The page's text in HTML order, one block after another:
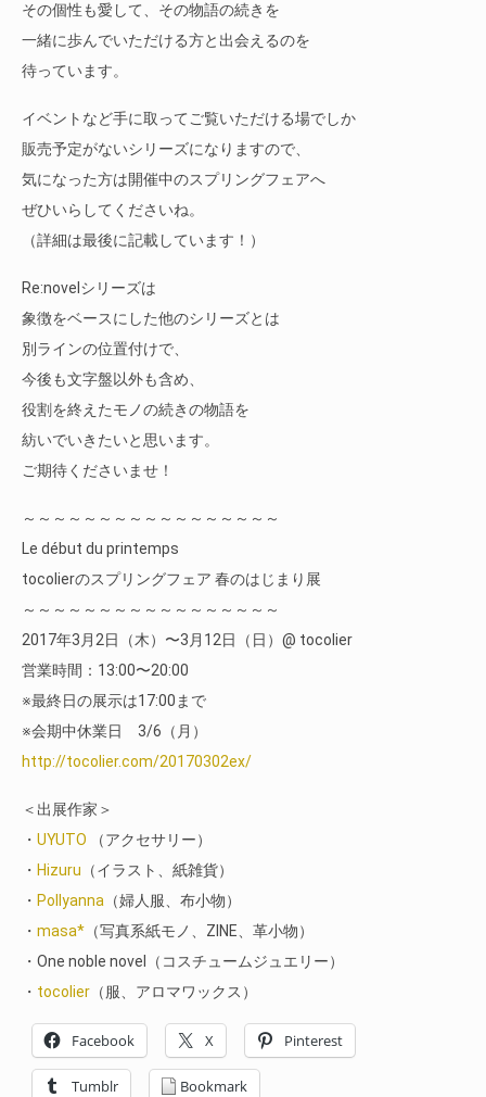
その個性も愛して、その物語の続きを
一緒に歩んでいただける方と出会えるのを
待っています。
イベントなど手に取ってご覧いただける場でしか
販売予定がないシリーズになりますので、
気になった方は開催中のスプリングフェアへ
ぜひいらしてくださいね。
（詳細は最後に記載しています！）
Re:novelシリーズは
象徴をベースにした他のシリーズとは
別ラインの位置付けで、
今後も文字盤以外も含め、
役割を終えたモノの続きの物語を
紡いでいきたいと思います。
ご期待くださいませ！
～～～～～～～～～～～～～～～～～
Le début du printemps
tocolierのスプリングフェア 春のはじまり展
～～～～～～～～～～～～～～～～～
2017年3月2日（木）〜3月12日（日）@ tocolier
営業時間：13:00〜20:00
※最終日の展示は17:00まで
※会期中休業日 3/6（月）
http://tocolier.com/20170302ex/
＜出展作家＞
・ UYUTO （アクセサリー）
・ Hizuru （イラスト、紙雑貨）
・ Pollyanna （婦人服、布小物）
・ masa* （写真系紙モノ、ZINE、革小物）
・One noble novel（コスチュームジュエリー）
・ tocolier （服、アロマワックス）
Facebook X Pinterest
Tumblr Bookmark